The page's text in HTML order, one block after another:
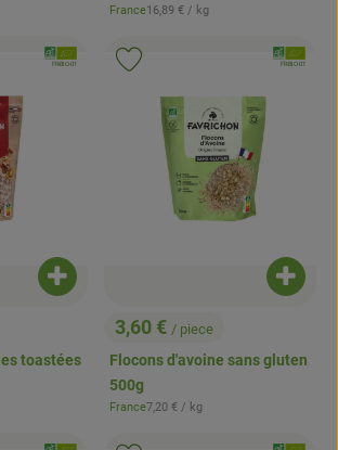
, Origine:
France, Prix de référence:
16,89 € / kg
toastées
Ajouter le produit au panier
, Association:
, Autorité de contrôle:
FR-BIO-01
aux favoris
, Prix:
3,60 € / piece
Flocons d'avoine sans gluten
500g
, Origine:
France, Prix de référence:
7,20 € / kg
, , Autorité de contrôle:
FR-BIO-01
Ajouter le produit aux favoris